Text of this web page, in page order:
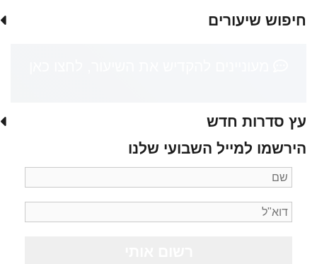
חיפוש שיעורים
עץ סדרות חדש
הירשמו למייל השבועי שלנו